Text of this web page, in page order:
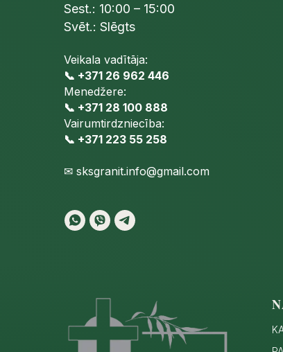
Sest.: 10:00 – 15:00
Svēt.: Slēgts
Veikala vadītāja:
📞 +371 26 962 446
Menedžere:
📞 +371 28 100 888
Vairumtirdzniecība:
📞 +371 223 55 258
✉ sksgranit.info@gmail.com